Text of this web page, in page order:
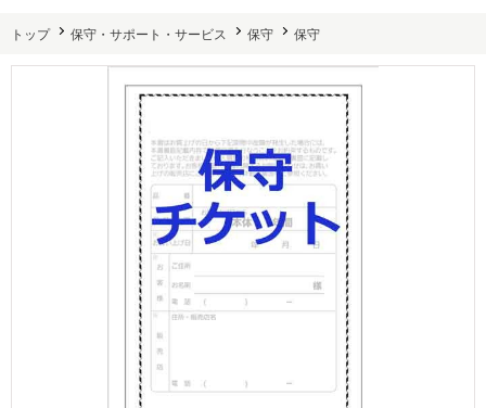
トップ 保守・サポート・サービス 保守 保守